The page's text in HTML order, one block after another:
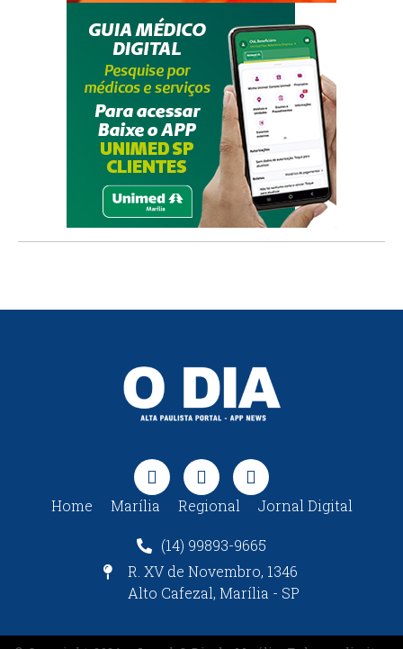
Home Marília Regional Jornal Digital
(14) 99893-9665
R. XV de Novembro, 1346
Alto Cafezal, Marília - SP